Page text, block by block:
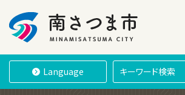
南さつま市
Language